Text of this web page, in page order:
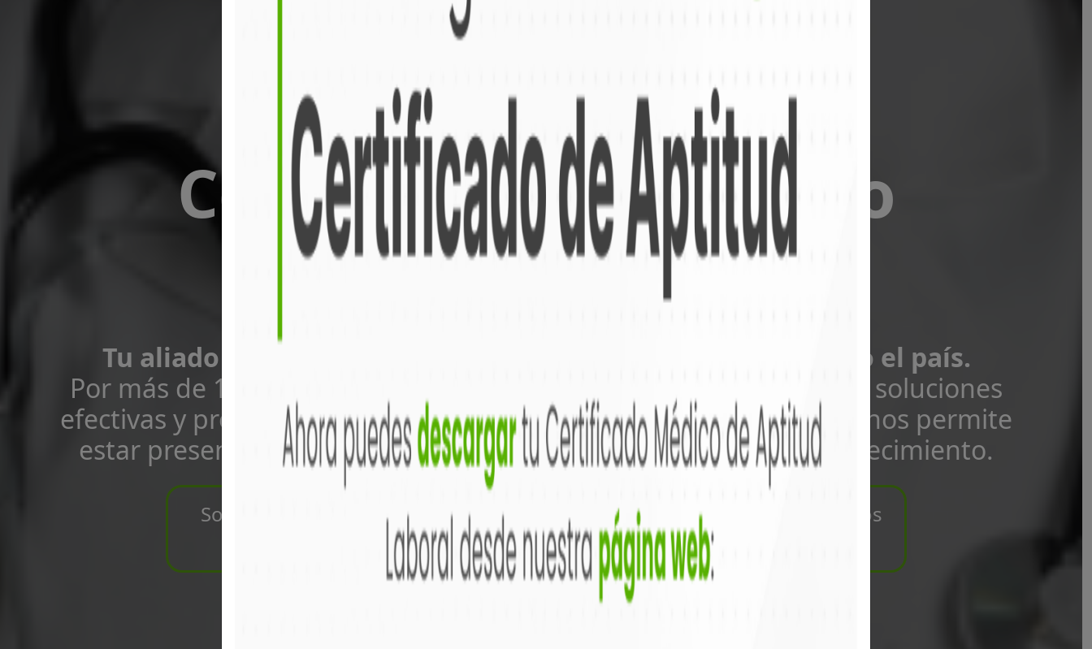
Centro de Diagnóstico
Ocupacional
Tu aliado en salud y crecimiento empresarial, ahora en todo el país.
Por más de 14 años, hemos demostrado nuestro compromiso con soluciones
efectivas y profesionales. Ahora, contamos con una red sólida que nos permite
estar presentes en los 32 departamentos, listos para apoyar tu crecimiento.
Sobre Nosotros 🙌
Trabaja con nosotros